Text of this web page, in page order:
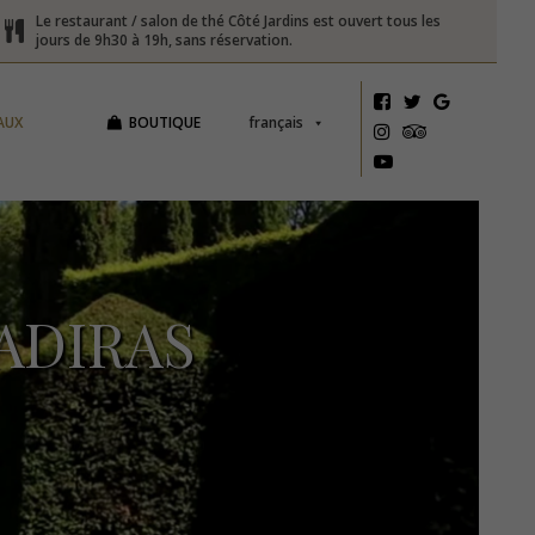
Le restaurant / salon de thé Côté Jardins est ouvert tous les
jours de 9h30 à 19h, sans réservation.
français
BOUTIQUE